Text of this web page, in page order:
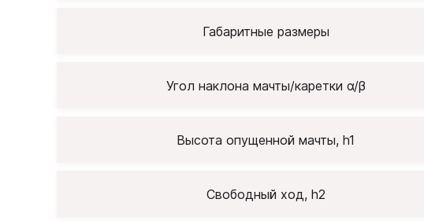
Габаритные размеры
Угол наклона мачты/каретки α/β
Высота опущенной мачты, h1
Свободный ход, h2